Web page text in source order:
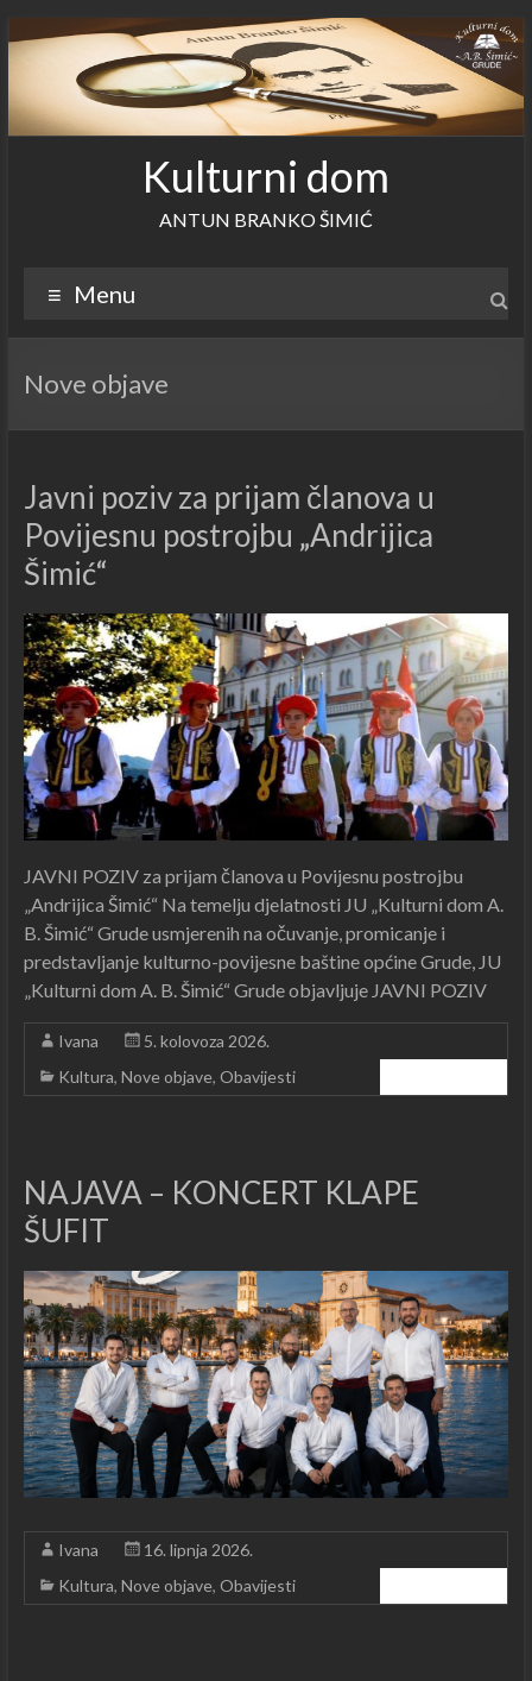
to
Kulturni dom
ANTUN BRANKO ŠIMIĆ
Menu
Nove objave
Javni poziv za prijam članova u
Povijesnu postrojbu „Andrijica
Šimić“
JAVNI POZIV za prijam članova u Povijesnu postrojbu
„Andrijica Šimić“ Na temelju djelatnosti JU „Kulturni dom A.
B. Šimić“ Grude usmjerenih na očuvanje, promicanje i
predstavljanje kulturno-povijesne baštine općine Grude, JU
„Kulturni dom A. B. Šimić“ Grude objavljuje JAVNI POZIV
Ivana
5. kolovoza 2026.
Kultura, Nove objave, Obavijesti
NAJAVA – KONCERT KLAPE
ŠUFIT
Ivana
16. lipnja 2026.
Kultura, Nove objave, Obavijesti